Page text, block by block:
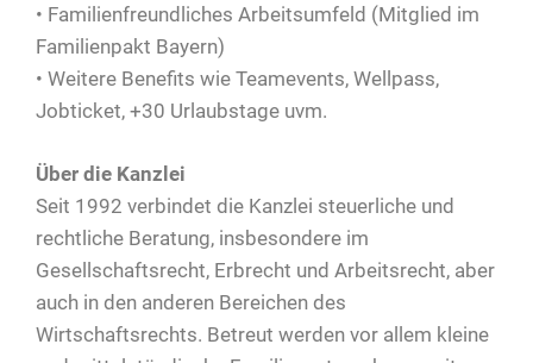
• Familienfreundliches Arbeitsumfeld (Mitglied im
Familienpakt Bayern)
• Weitere Benefits wie Teamevents, Wellpass,
Jobticket, +30 Urlaubstage uvm.
Über die Kanzlei
Seit 1992 verbindet die Kanzlei steuerliche und
rechtliche Beratung, insbesondere im
Gesellschaftsrecht, Erbrecht und Arbeitsrecht, aber
auch in den anderen Bereichen des
Wirtschaftsrechts. Betreut werden vor allem kleine